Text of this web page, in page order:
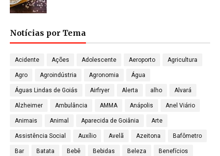
Notícias por Tema
Acidente Ações Adolescente Aeroporto Agricultura
Agro Agroindústria Agronomia Água
Águas Lindas de Goiás Airfryer Alerta alho Alvará
Alzheimer Ambulância AMMA Anápolis Anel Viário
Animais Animal Aparecida de Goiânia Arte
Assistência Social Auxílio Avelã Azeitona Bafômetro
Bar Batata Bebê Bebidas Beleza Benefícios